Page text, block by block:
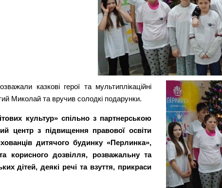
казкові герої та мультиплікаційні
Миколай та вручив солодкі подарунки.
культур» спільно з партнерською
центр з підвищення правової освіти
дитячого будинку «Перлинка»,
корисного дозвілля, розважальну та
дітей, деякі речі та взуття, прикраси